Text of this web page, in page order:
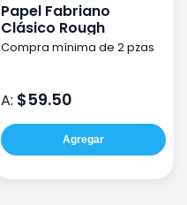
Papel Fabriano
Clásico Rough
Compra mínima de 2 pzas
A: $59.50
Agregar